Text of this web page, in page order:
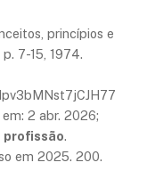
princípios e
p. 7-15, 1974.
2 abr. 2026;
profissão.
em 2025. 200.